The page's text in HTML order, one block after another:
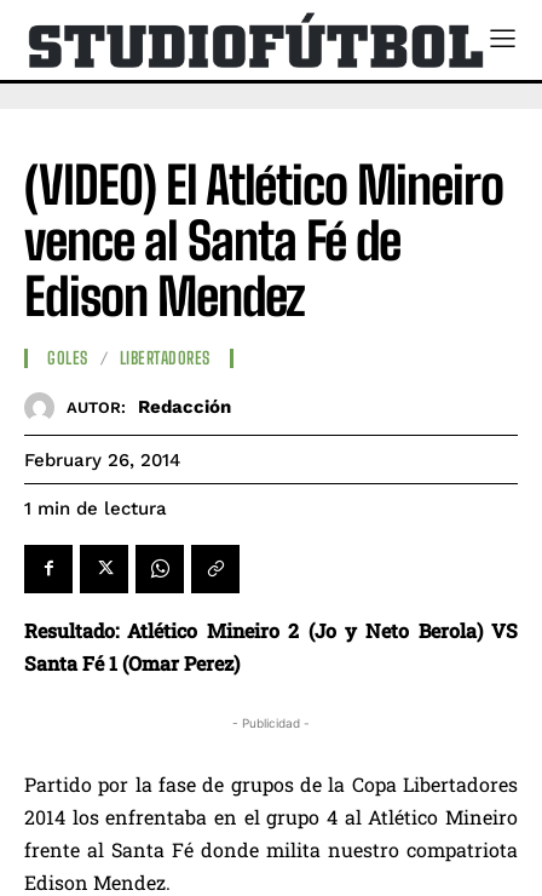
(VIDEO) El Atlético Mineiro
vence al Santa Fé de
Edison Mendez
GOLES LIBERTADORES
AUTOR: Redacción
February 26, 2014
1 min de lectura
Resultado: Atlético Mineiro 2 (Jo y Neto Berola) VS
Santa Fé 1 (Omar Perez)
- Publicidad -
Partido por la fase de grupos de la Copa Libertadores
2014 los enfrentaba en el grupo 4 al Atlético Mineiro
frente al Santa Fé donde milita nuestro compatriota
Edison Mendez.